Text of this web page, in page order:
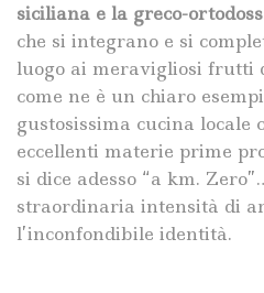
siciliana e la greco-
che si integrano e si
luogo ai meravigliosi
come ne è un chiaro
gustosissima cucina locale
eccellenti materie prime
si dice adesso “a km.
straordinaria intensità di
l’inconfondibile identità.